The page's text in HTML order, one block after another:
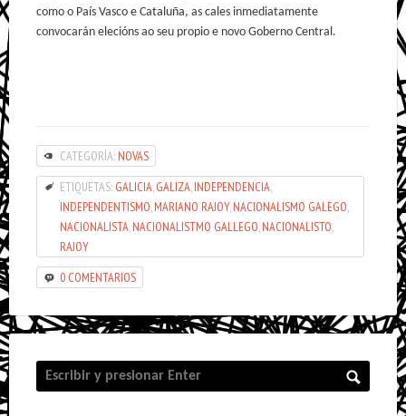
como o País Vasco e Cataluña, as cales inmediatamente
convocarán elecións ao seu propio e novo Goberno Central.
CATEGORÍA: NOVAS
ETIQUETAS: GALICIA GALIZA INDEPENDENCIA
INDEPENDENTISMO MARIANO RAJOY, NACIONALISMO GALEGO
NACIONALISTA NACIONALISTMO GALLEGO NACIONALISTO
RAJOY
0 COMENTARIOS